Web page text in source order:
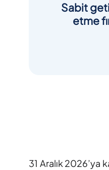
Sabit
etme
31 Aralık 2026’ya